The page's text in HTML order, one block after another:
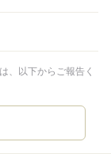
、以下からご報告く